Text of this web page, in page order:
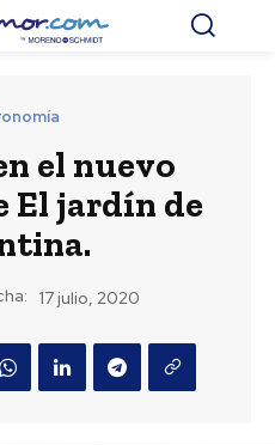
el nuevo
El jardín de
17 julio, 2020